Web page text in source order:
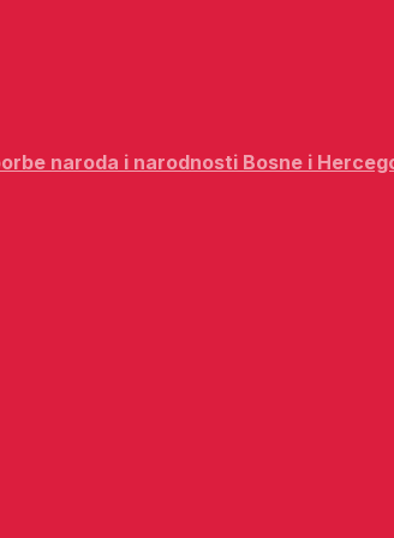
naroda i narodnosti Bosne i